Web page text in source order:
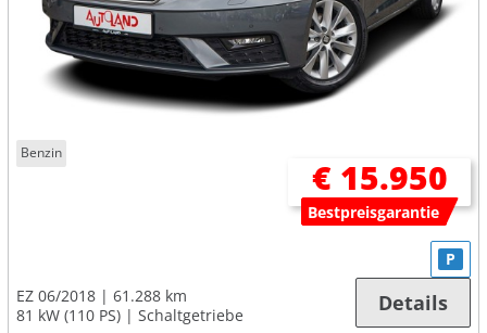
Benzin
€ 15.950
Bestpreisgarantie
EZ 06/2018
61.288 km
81 kW (110 PS)
Schaltgetriebe
P
Details